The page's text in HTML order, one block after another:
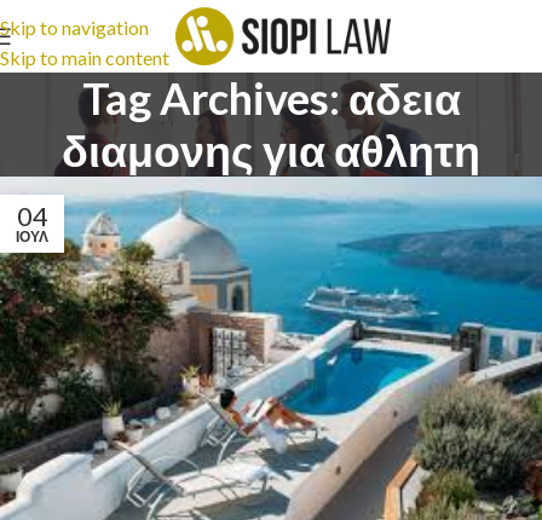
Skip to navigation
Skip to main content
Tag Archives: αδεια
διαμονης για αθλητη
04
ΙΟΎΛ